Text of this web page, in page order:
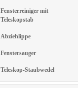
Fensterreiniger mit
Teleskopstab
Abziehlippe
Fenstersauger
Teleskop-Staubwedel